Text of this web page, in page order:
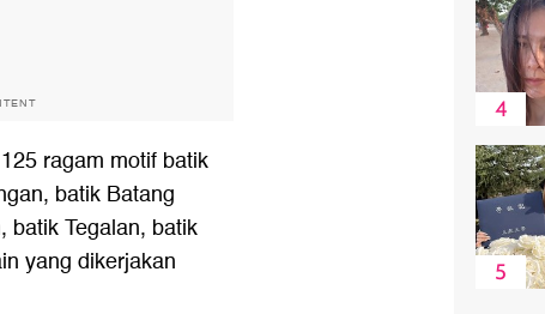
ragam motif batik
batik Batang
batik Tegalan, batik
yang dikerjakan
4
5